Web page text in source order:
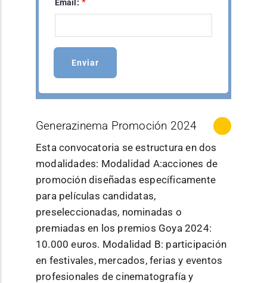
Email:
Generazinema Promoción 2024
Esta convocatoria se estructura en dos
modalidades: Modalidad A:acciones de
promoción diseñadas específicamente
para películas candidatas,
preseleccionadas, nominadas o
premiadas en los premios Goya 2024:
10.000 euros. Modalidad B: participación
en festivales, mercados, ferias y eventos
profesionales de cinematografía y